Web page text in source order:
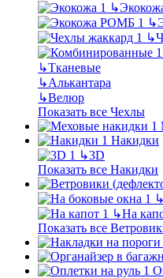
↳
↳
↳
↳Тканевые
↳Алькантара
↳Велюр
Показать все Чехлы
Накидки
↳3D
Показать все Накидки
↳
↳На
Показать все